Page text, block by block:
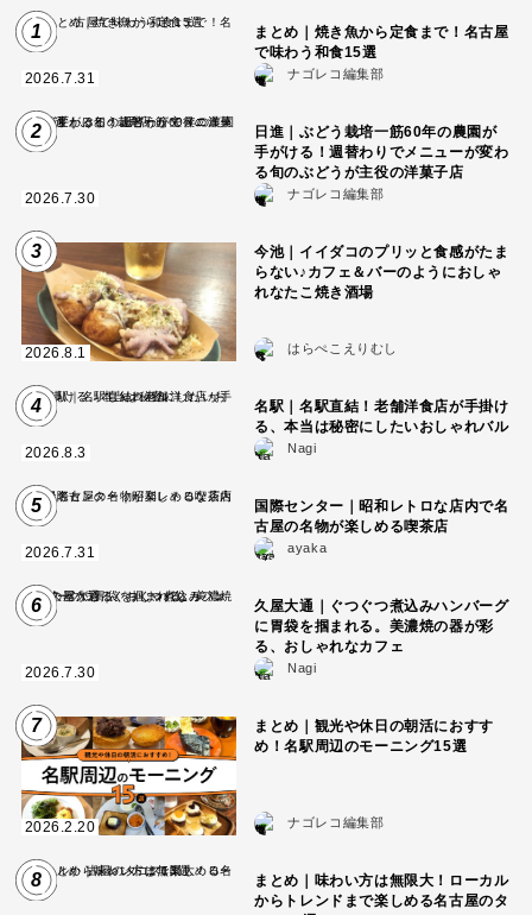
1
2026.7.31
まとめ｜焼き魚から定食まで！名古屋
で味わう和食15選
ナゴレコ編集部
2
2026.7.30
日進｜ぶどう栽培一筋60年の農園が
手がける！週替わりでメニューが変わ
る旬のぶどうが主役の洋菓子店
ナゴレコ編集部
3
2026.8.1
今池｜イイダコのプリッと食感がたま
らない♪カフェ＆バーのようにおしゃ
れなたこ焼き酒場
はらぺこえりむし
4
2026.8.3
名駅｜名駅直結！老舗洋食店が手掛け
る、本当は秘密にしたいおしゃれバル
Nagi
5
2026.7.31
国際センター｜昭和レトロな店内で名
古屋の名物が楽しめる喫茶店
ayaka
6
2026.7.30
久屋大通｜ぐつぐつ煮込みハンバーグ
に胃袋を掴まれる。美濃焼の器が彩
る、おしゃれなカフェ
Nagi
7
2026.2.20
まとめ｜観光や休日の朝活におすす
め！名駅周辺のモーニング15選
ナゴレコ編集部
8
まとめ｜味わい方は無限大！ローカル
からトレンドまで楽しめる名古屋のタ